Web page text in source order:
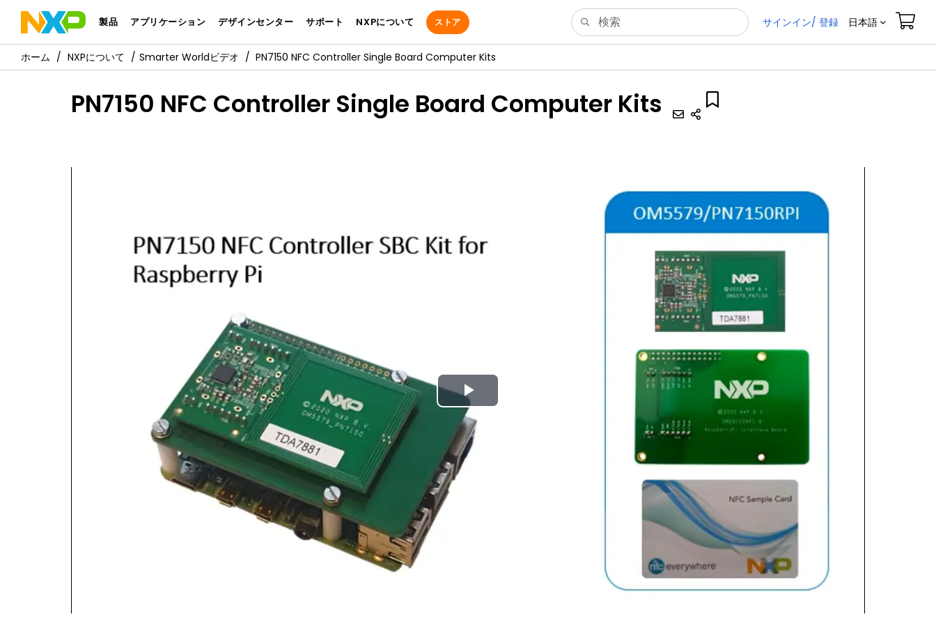
製品 アプリケーション デザインセンター サポート NXPについて ストア サインイン/ 登録 日本語
NXPについて Smarter Worldビデオ PN7150 NFC Controller Single Board Computer Kits
PN7150 NFC Controller Single Board Computer Kits
Play
Video